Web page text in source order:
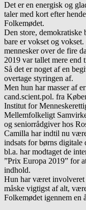
Det er en energisk og
taler med kort efter
Folkemødet.
Den store, demokratiske
bare er vokset og
mennesker over de fire
2019 var tallet mere end
Så det er noget af en
overtage styringen af.
Men hun har masser af
cand.scient.pol. fra
Institut for
Mellemfolkeligt
og seniorrådgiver hos
Camilla har indtil nu
indsats for børns digitale
bl.a. har modtaget de
”Prix Europa 2019” for
indhold.
Hun har været
måske vigtigst af alt,
Folkemødet igennem en